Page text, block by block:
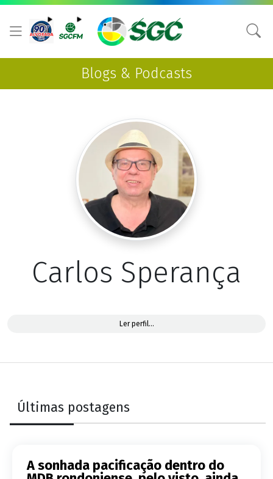
Blogs & Podcasts
Carlos Sperança
Rondônia. Foi presidente do Sinjor. Foi assessor de
Ler perfil...
Últimas postagens
A sonhada pacificação dentro do